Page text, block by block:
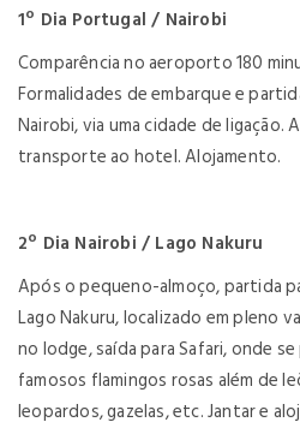
1º Dia Portugal / Nairobi
Comparência no aeroporto 180
Formalidades de embarque e
Nairobi, via uma cidade de ligação.
transporte ao hotel. Alojamento.
2º Dia Nairobi / Lago Nakuru
Após o pequeno-almoço, partida
Lago Nakuru, localizado em pleno
no lodge, saída para Safari, onde
famosos flamingos rosas além de
leopardos, gazelas, etc. Jantar e